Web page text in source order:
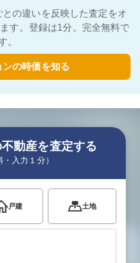
の違いを反映した査定をオ
す。登録は1分。完全無料で
。
の時価を知る
動産を査定する
・入力１分）
戸建 土地